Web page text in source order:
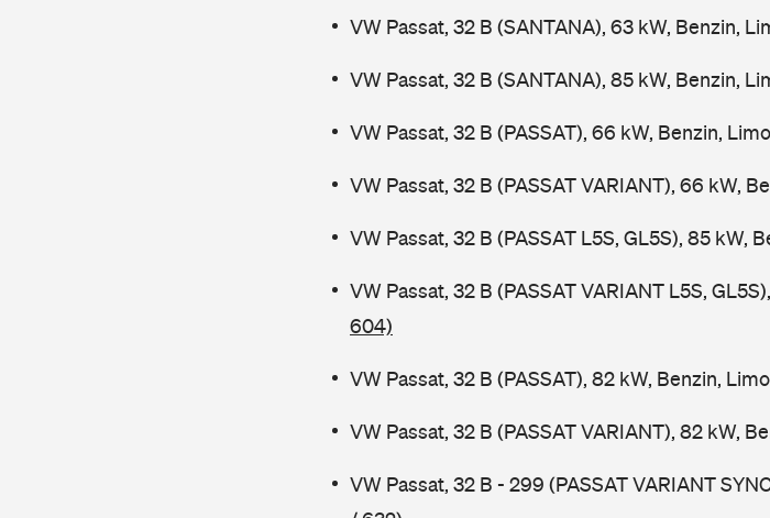
VW Passat, 32 B (SANTANA), 63 kW, Benzin,
VW Passat, 32 B (SANTANA), 85 kW, Benzin,
VW Passat, 32 B (PASSAT), 66 kW, Benzin,
VW Passat, 32 B (PASSAT VARIANT), 66 kW,
VW Passat, 32 B (PASSAT L5S, GL5S), 85 kW,
VW Passat, 32 B (PASSAT VARIANT L5S,
604)
VW Passat, 32 B (PASSAT), 82 kW, Benzin,
VW Passat, 32 B (PASSAT VARIANT), 82 kW,
VW Passat, 32 B - 299 (PASSAT VARIANT